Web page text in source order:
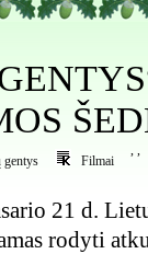
,
gentys
,
Filmai
21 d.
rodyti